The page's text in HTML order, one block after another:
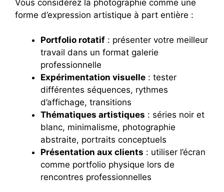
Vous considérez la photographie comme une
forme d’expression artistique à part entière :
Portfolio rotatif : présenter votre meilleur
travail dans un format galerie
professionnelle
Expérimentation visuelle : tester
différentes séquences, rythmes
d’affichage, transitions
Thématiques artistiques : séries noir et
blanc, minimalisme, photographie
abstraite, portraits conceptuels
Présentation aux clients : utiliser l’écran
comme portfolio physique lors de
rencontres professionnelles